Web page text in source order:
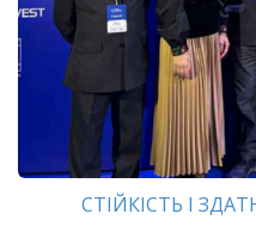
СТІЙКІСТЬ І